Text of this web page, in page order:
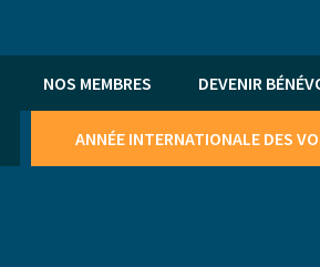
NOS MEMBRES DEVENIR
ANNÉE INTERNATIONALE DES